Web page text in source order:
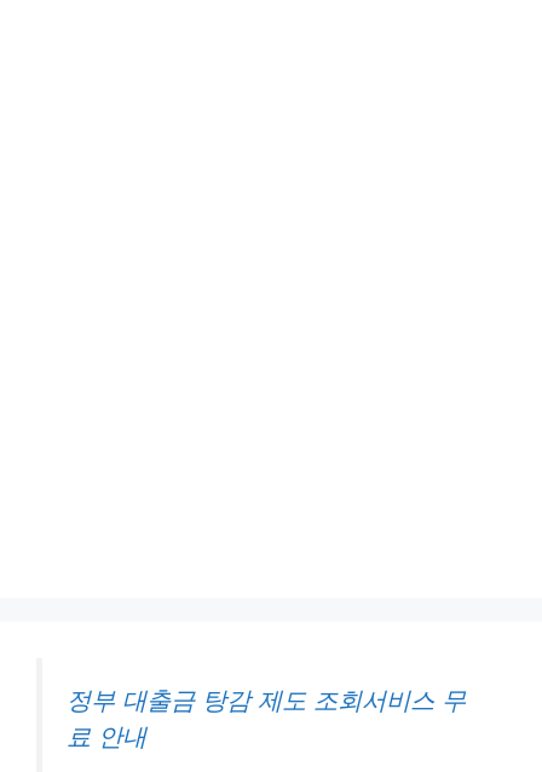
정부 대출금 탕감 제도 조회서비스 무
료 안내